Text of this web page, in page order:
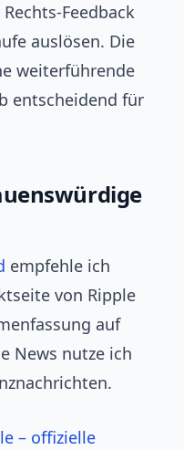
auslösen. Die
weiterführende
entscheidend für
empfehle ich
von Ripple
auf
News nutze ich
– offizielle